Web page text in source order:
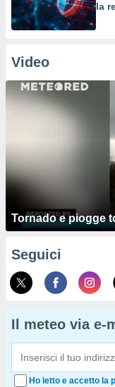
la
Video
Tornado e piogge
Seguici
Il meteo via e-
Ho letto e accetto la